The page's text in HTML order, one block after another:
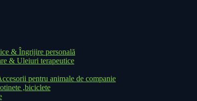
& Îngrijire personală
& Uleiuri terapeutice
pentru animale de companie
,biciclete